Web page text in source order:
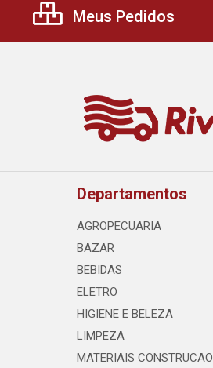
Meus Pedidos
Departamentos
AGROPECUARIA
BAZAR
BEBIDAS
ELETRO
HIGIENE E BELEZA
LIMPEZA
MATERIAIS CONSTRUCAO